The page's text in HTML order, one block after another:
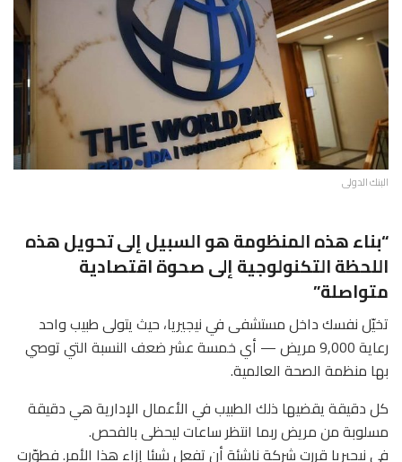
البنك الدولى
“بناء هذه المنظومة هو السبيل إلى تحويل هذه
اللحظة التكنولوجية إلى صحوة اقتصادية
متواصلة”
تخيّل نفسك داخل مستشفى في نيجيريا، حيث يتولى طبيب واحد
رعاية 9,000 مريض — أي خمسة عشر ضعف النسبة التي توصي
بها منظمة الصحة العالمية.
كل دقيقة يقضيها ذلك الطبيب في الأعمال الإدارية هي دقيقة
مسلوبة من مريض ربما انتظر ساعات ليحظى بالفحص.
في نيجيريا قررت شركة ناشئة أن تفعل شيئا إزاء هذا الأمر. فطوّرت